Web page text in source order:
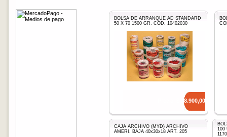
BOLSA DE ARRANQUE AD STANDARD
50 X 70 1500 GR. COD. 10402030
28.900,00
CAJA ARCHIVO (MYD) ARCHIVO
AMERI. BAJA 40x30x18 ART. 205
100